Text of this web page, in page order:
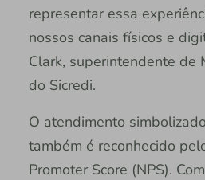
representar essa
nossos canais físicos e
Clark, superintendente de
do Sicredi.
O atendimento
também é reconhecido
Promoter Score (NPS).